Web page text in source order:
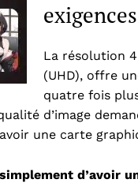
exigences
La résolution
(UHD), offre
quatre fois
d’image
une carte
d’avoir